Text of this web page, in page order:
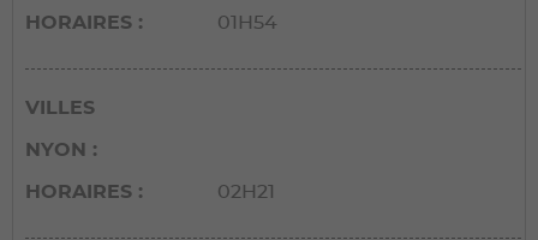
HORAIRES 01H54
VILLES
NYON
HORAIRES 02H21